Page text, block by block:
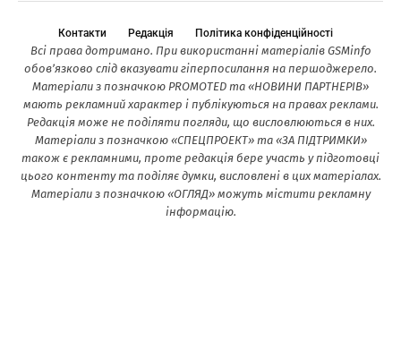
Контакти Редакція Політика конфіденційності
Всі права дотримано. При використанні матеріалів GSMinfo
обов’язково слід вказувати гіперпосилання на першоджерело.
Матеріали з позначкою PROMOTED та «НОВИНИ ПАРТНЕРІВ»
мають рекламний характер і публікуються на правах реклами.
Редакція може не поділяти погляди, що висловлюються в них.
Матеріали з позначкою «СПЕЦПРОЕКТ» та «ЗА ПІДТРИМКИ»
також є рекламними, проте редакція бере участь у підготовці
цього контенту та поділяє думки, висловлені в цих матеріалах.
Матеріали з позначкою «ОГЛЯД» можуть містити рекламну
інформацію.